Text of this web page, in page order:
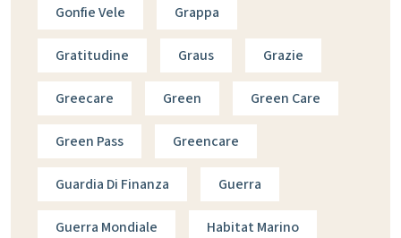
Gonfie Vele Grappa
Gratitudine Graus Grazie
Greecare Green Green Care
Green Pass Greencare
Guardia Di Finanza Guerra
Guerra Mondiale Habitat Marino